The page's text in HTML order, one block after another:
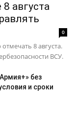
августа
0
8 августа.
ВСУ.
без
и сроки